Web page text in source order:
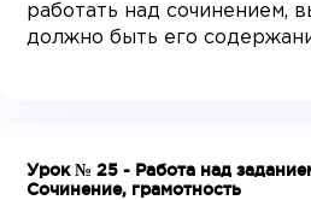
работать над сочинением,
должно быть его
Урок № 25 - Работа над
Сочинение, грамотность